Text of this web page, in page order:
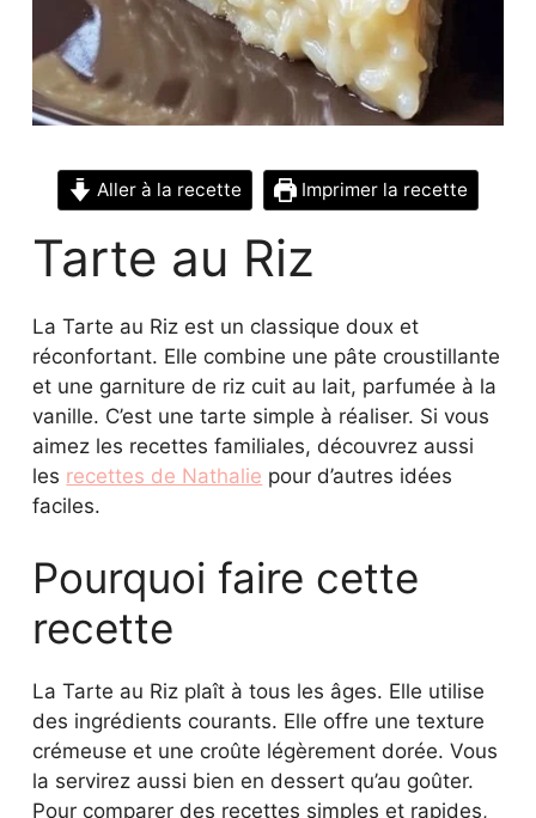
Aller à la recette Imprimer la recette
Tarte au Riz
La Tarte au Riz est un classique doux et
réconfortant. Elle combine une pâte croustillante
et une garniture de riz cuit au lait, parfumée à la
vanille. C’est une tarte simple à réaliser. Si vous
aimez les recettes familiales, découvrez aussi
les recettes de Nathalie pour d’autres idées
faciles.
Pourquoi faire cette
recette
La Tarte au Riz plaît à tous les âges. Elle utilise
des ingrédients courants. Elle offre une texture
crémeuse et une croûte légèrement dorée. Vous
la servirez aussi bien en dessert qu’au goûter.
Pour comparer des recettes simples et rapides,